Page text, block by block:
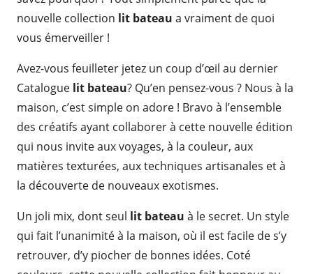
nouvelle collection lit bateau a vraiment de quoi
vous émerveiller !
Avez-vous feuilleter jetez un coup d’œil au dernier
Catalogue lit bateau? Qu’en pensez-vous ? Nous à la
maison, c’est simple on adore ! Bravo à l’ensemble
des créatifs ayant collaborer à cette nouvelle édition
qui nous invite aux voyages, à la couleur, aux
matières texturées, aux techniques artisanales et à
la découverte de nouveaux exotismes.
Un joli mix, dont seul lit bateau à le secret. Un style
qui fait l’unanimité à la maison, où il est facile de s’y
retrouver, d’y piocher de bonnes idées. Coté